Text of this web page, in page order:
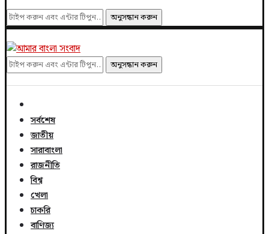
অনুসন্ধান করুন
অনুসন্ধান করুন
সর্বশেষ
জাতীয়
সারাবাংলা
রাজনীতি
বিশ্ব
খেলা
চাকরি
বাণিজ্য